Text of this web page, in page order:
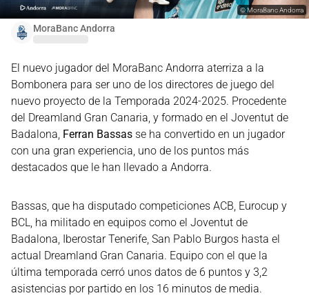
MoraBanc Andorra
©MoraBanc Andorra
El nuevo jugador del MoraBanc Andorra aterriza a la
Bombonera para ser uno de los directores de juego del
nuevo proyecto de la Temporada 2024-2025. Procedente
del Dreamland Gran Canaria, y formado en el Joventut de
Badalona, Ferran Bassas se ha convertido en un jugador
con una gran experiencia, uno de los puntos más
destacados que le han llevado a Andorra.
Bassas, que ha disputado competiciones ACB, Eurocup y
BCL, ha militado en equipos como el Joventut de
Badalona, Iberostar Tenerife, San Pablo Burgos hasta el
actual Dreamland Gran Canaria. Equipo con el que la
última temporada cerró unos datos de 6 puntos y 3,2
asistencias por partido en los 16 minutos de media.